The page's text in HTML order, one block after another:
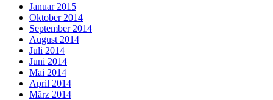
Januar 2015
Oktober 2014
September 2014
August 2014
Juli 2014
Juni 2014
Mai 2014
April 2014
März 2014